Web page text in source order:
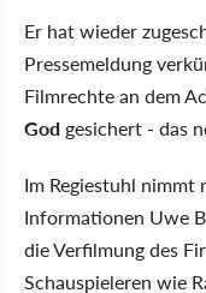
Er hat wieder
Pressemeldung
Filmrechte an dem
God gesichert - das
Im Regiestuhl nimmt
Informationen Uwe
die Verfilmung des
Schauspieleren wie